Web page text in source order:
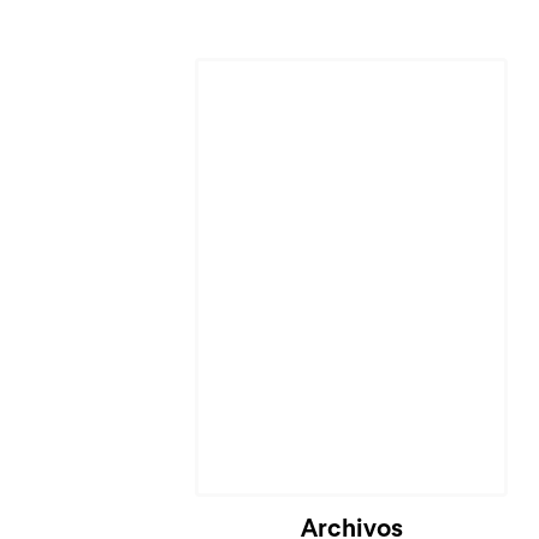
Archivos